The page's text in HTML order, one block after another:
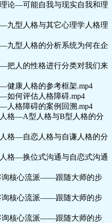
论—可能自我与现实自我和理
九型人格与其它心理学人格理
九型人格的分析系统为何在企
把人的性格进行分类对我们来
健康人格的参考框架.mp4
如何评估人格障碍.mp4
人格障碍的案例回溯.mp4
格—A型人格与B型人格的分
格—自恋人格与自谦人格的分
格—换位式沟通与自恋式沟通
询核心流派——跟随大师的步
询核心流派——跟随大师的步
询核心流派——跟随大师的步